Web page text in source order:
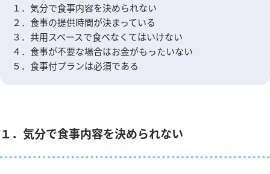
１．気分で食事内容を決められない
２．食事の提供時間が決まっている
３．共用スペースで食べなくてはいけない
４．食事が不要な場合はお金がもったいない
５．食事付プランは必須である
１．気分で食事内容を決められない